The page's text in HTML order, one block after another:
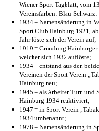
Wiener Sport Tagblatt, vom
Vereinsfarben: Blau-Schwarz;
1934 = Namensänderung in
Sport Club Hainburg 1921,
Jahr löste sich der Verein auf;
1919 = Gründung Hainburger
welcher sich 1932 auflöste;
1934 = entstand aus den
Vereinen der Sport Verein
Hainburg neu;
1945 = als Arbeiter Turn und
Hainburg 1934 reaktiviert;
1947 = in Sport Verein
1934 umbenannt;
1978 = Namensänderung in